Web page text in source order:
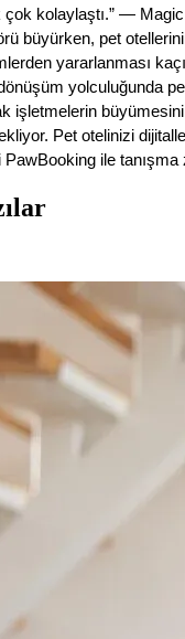
çok kolaylaştı.” —
büyürken, pet
yararlanması
yolculuğunda
işletmelerin
Pet otelinizi
ile tanışma